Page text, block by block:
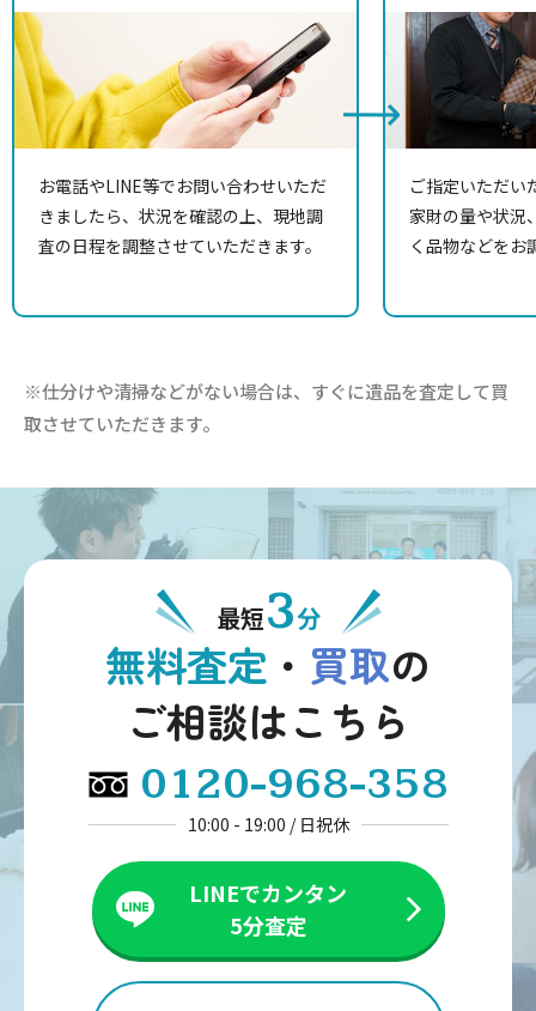
お電話やLINE等でお問い合わせいただ
きましたら、状況を確認の上、現地調
査の日程を調整させていただきます。
ご指定いただい
家財の量や状況
く品物などをお
※仕分けや清掃などがない場合は、すぐに遺品を査定して買
取させていただきます。
最短3分
無料査定 ・ 買取の
ご相談はこちら
0120-968-358
10:00 - 19:00 / 日祝休
LINEでカンタン
5分査定